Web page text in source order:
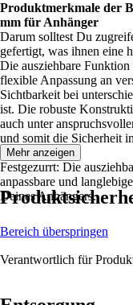
Produktmerkmale der
mm für Anhänger
Darum solltest Du
gefertigt, was ihnen eine
Die ausziehbare
flexible Anpassung an
Sichtbarkeit bei
ist. Die robuste
auch unter
und somit die Sicherheit
Festgezurrt: Die
anpassbare und
Deines Anhängers.
Mehr anzeigen
Bereich überspringen
Verantwortlich für